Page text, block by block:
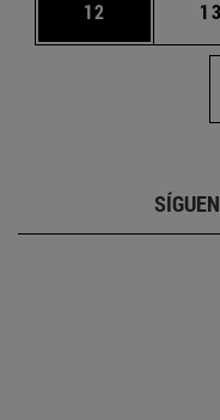
Página
12 13